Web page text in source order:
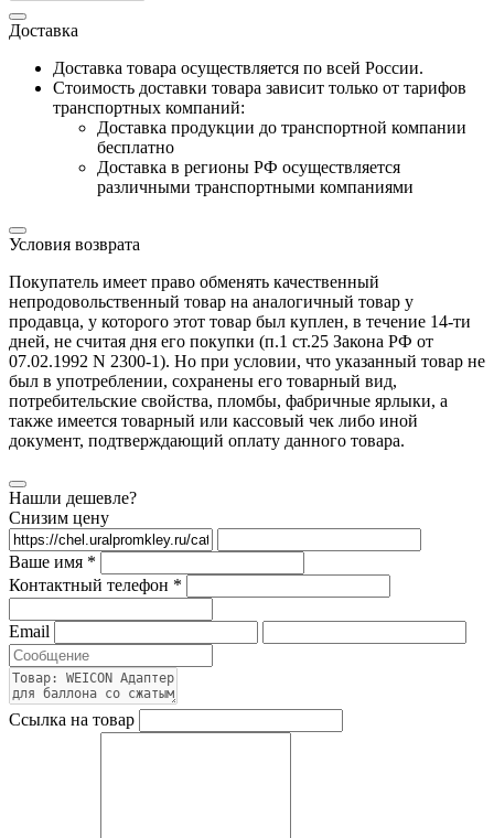
Доставка
Доставка товара осуществляется по всей России.
Cтоимость доставки товара зависит только от тарифов
транспортных компаний:
Доставка продукции до транспортной компании
бесплатно
Доставка в регионы РФ осуществляется
различными транспортными компаниями
Условия возврата
Покупатель имеет право обменять качественный
непродовольственный товар на аналогичный товар у
продавца, у которого этот товар был куплен, в течение 14-ти
дней, не считая дня его покупки (п.1 ст.25 Закона РФ от
07.02.1992 N 2300-1). Но при условии, что указанный товар не
был в употреблении, сохранены его товарный вид,
потребительские свойства, пломбы, фабричные ярлыки, а
также имеется товарный или кассовый чек либо иной
документ, подтверждающий оплату данного товара.
Нашли дешевле?
Снизим цену
Ваше имя *
Контактный телефон *
Email
Ссылка на товар